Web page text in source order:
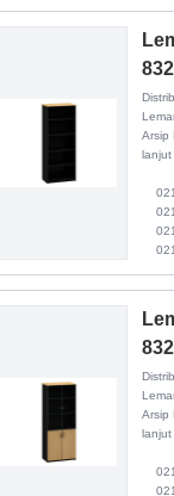
Arsip
021
021
021
Arsip
021
021